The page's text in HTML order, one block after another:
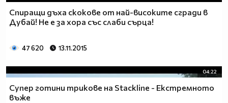
Спиращи дъха скокове от най-високите сгради в
Дубай! Не е за хора със слаби сърца!
47 620 13.11.2015
04:22
Супер готини трикове на Stackline - Екстремното
въже